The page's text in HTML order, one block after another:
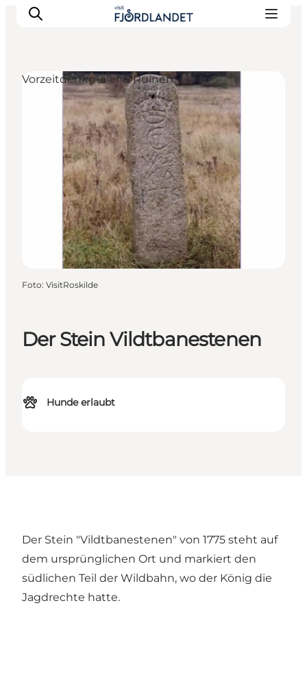
Städte & Orte
Veranstaltungen
Reiseführer & Inspiration
Unterkünfte
Erlebnisse
Der Stein Vildtbanestenen
Hunde erlaubt
Vorzeitdenkmäler & Ruinen
Foto: VisitRoskilde
Der Stein "Vildtbanestenen" von 1775 steht auf
dem ursprünglichen Ort und markiert den
südlichen Teil der Wildbahn, wo der König die
Jagdrechte hatte.